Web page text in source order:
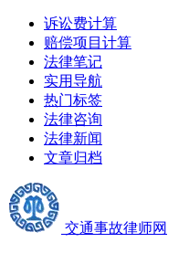
诉讼费计算
赔偿项目计算
法律笔记
实用导航
热门标签
法律咨询
法律新闻
文章归档
交通事故律师网